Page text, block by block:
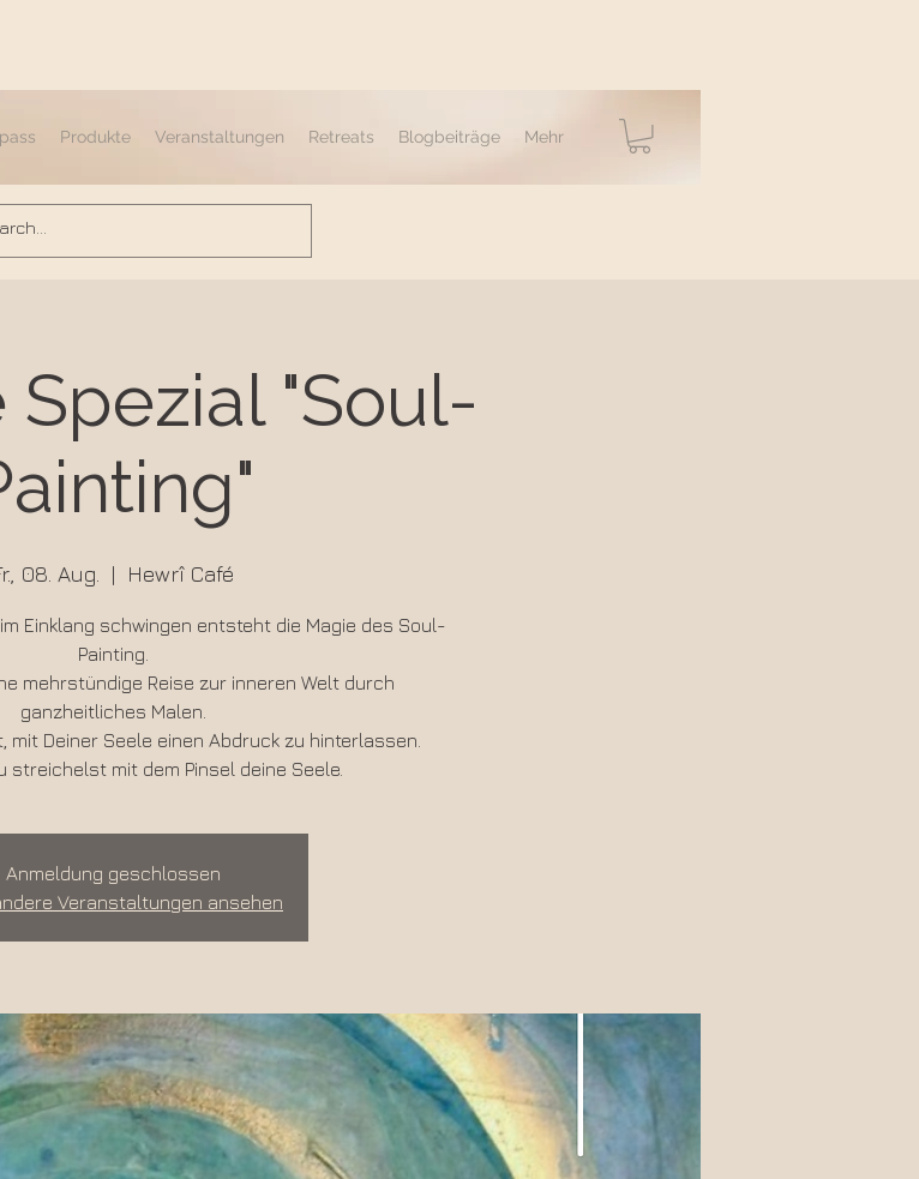
Produkte Veranstaltungen Retreats Blogbeiträge Mehr
"Soul-
08. Aug.
  |
Hewrî Café
Einklang schwingen entsteht die Magie des Soul-
Painting.
mehrstündige Reise zur inneren Welt durch
ganzheitliches Malen.
mit Deiner Seele einen Abdruck zu hinterlassen.
streichelst mit dem Pinsel deine Seele.
Anmeldung geschlossen
Veranstaltungen ansehen